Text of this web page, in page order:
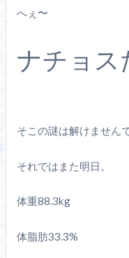
へぇ〜
ナチョス
そこの謎は解けませ
それではまた明日。
体重88.3kg
体脂肪33.3%